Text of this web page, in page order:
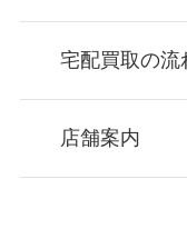
宅配買取の流
お申込
店舗案内